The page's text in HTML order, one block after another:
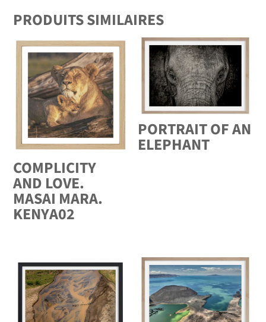
PRODUITS SIMILAIRES
COMPLICITY
AND LOVE.
MASAI MARA.
KENYA02
PORTRAIT OF AN
ELEPHANT